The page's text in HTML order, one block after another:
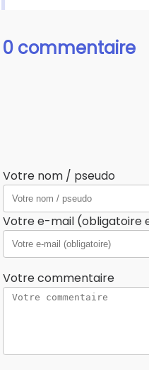
0 commentaire
Votre nom / pseudo
Votre e-mail (obligatoire
Votre commentaire